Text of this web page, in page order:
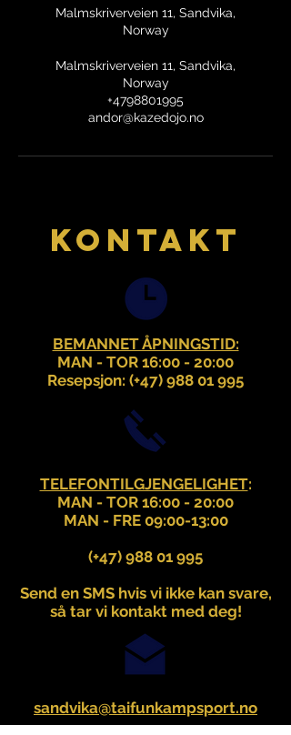
Malmskriverveien 11, Sandvika,
Norway
Malmskriverveien 11, Sandvika,
Norway
+4798801995
andor@kazedojo.no
KONTAKT
BEMANNET ÅPNINGSTID:
MAN - TOR 16:00 - 20:00
Resepsjon: (+47) 988 01 995
TELEFONTILGJENGELIGHET:
MAN - TOR 16:00 - 20:00
MAN - FRE 09:00-13:00
(+47) 988 01 995
Send en SMS hvis vi ikke kan svare,
så tar vi kontakt med deg!
sandvika@taifunkampsport.no